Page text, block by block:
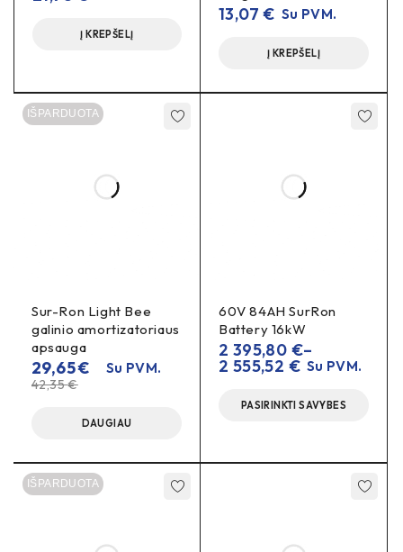
Tipas:galinės ašies tvirtinimo blokai / laikiklis (chain
Komplektacija: pagal pavaizduotą nuotrauką
(viena
Nauda realiame naudojime
DUK
Ar tiks L1E versijai?
Komplektacija atitinka produkto nuotrauką.
Į KREPŠELĮ
13,07€ Su PVM.
Į KREPŠELĮ
IŠPARDUOTA
Sur-Ron Light Bee
galinio amortizatoriaus
apsauga
42,35€
29,65€ Su PVM.
DAUGIAU
60V 84AH SurRon
Battery 16kW
2 395,80 €–
2 555,52 € Su PVM.
PASIRINKTI SAVYBES
IŠPARDUOTA